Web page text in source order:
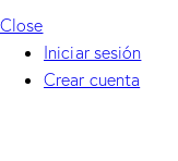
Close
Iniciar sesión
Crear cuenta